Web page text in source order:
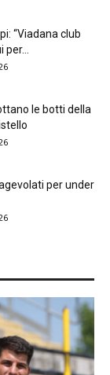
“Viadana club
per...
le botti della
per under